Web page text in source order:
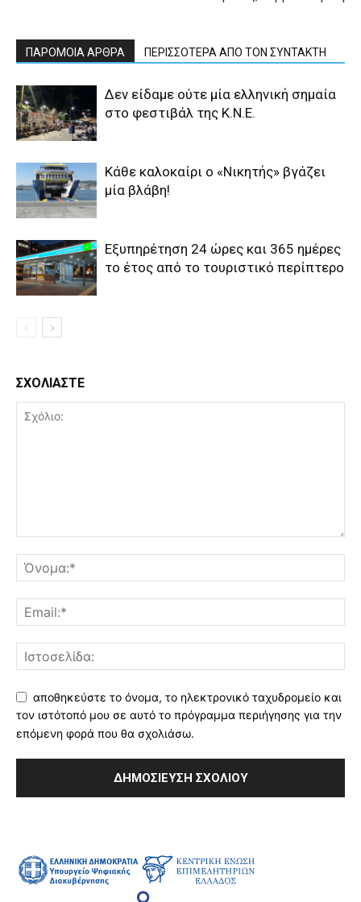
ΠΑΡΟΜΟΙΑ ΑΡΘΡΑ ΠΕΡΙΣΣΟΤΕΡΑ ΑΠΟ ΤΟΝ ΣΥΝΤΑΚΤΗ
Δεν είδαμε ούτε μία ελληνική σημαία
στο φεστιβάλ της Κ.Ν.Ε.
Κάθε καλοκαίρι ο «Νικητής» βγάζει
μία βλάβη!
Εξυπηρέτηση 24 ώρες και 365 ημέρες
το έτος από το τουριστικό περίπτερο
ΣΧΟΛΙΑΣΤΕ
αποθηκεύστε το όνομα, το ηλεκτρονικό ταχυδρομείο και
τον ιστότοπό μου σε αυτό το πρόγραμμα περιήγησης για την
επόμενη φορά που θα σχολιάσω.